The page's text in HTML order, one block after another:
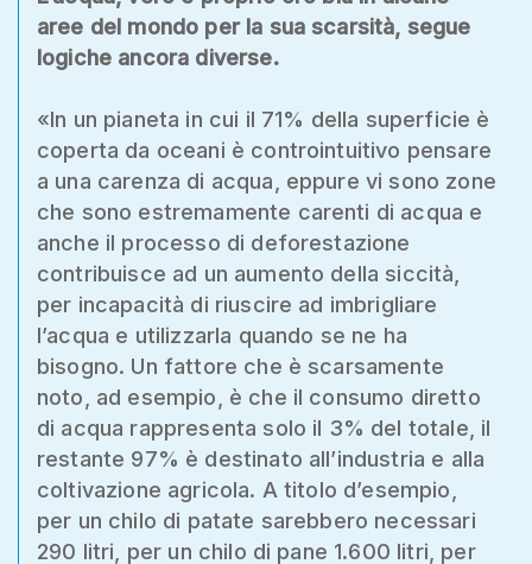
aree del mondo per la sua scarsità, segue
logiche ancora diverse.
«In un pianeta in cui il 71% della superficie è
coperta da oceani è controintuitivo pensare
a una carenza di acqua, eppure vi sono zone
che sono estremamente carenti di acqua e
anche il processo di deforestazione
contribuisce ad un aumento della siccità,
per incapacità di riuscire ad imbrigliare
l’acqua e utilizzarla quando se ne ha
bisogno. Un fattore che è scarsamente
noto, ad esempio, è che il consumo diretto
di acqua rappresenta solo il 3% del totale, il
restante 97% è destinato all’industria e alla
coltivazione agricola. A titolo d’esempio,
per un chilo di patate sarebbero necessari
290 litri, per un chilo di pane 1.600 litri, per